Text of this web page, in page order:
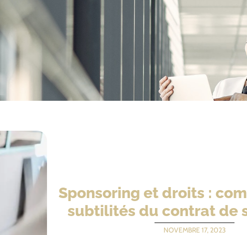
Sponsoring et droits :
subtilités du contrat de
NOVEMBRE 17, 2023